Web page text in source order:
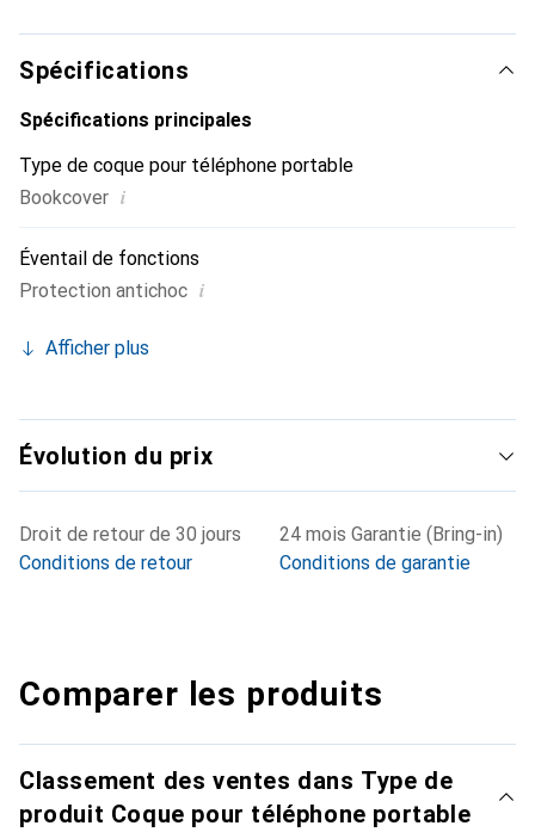
haute qualité, la marque Noreve est un choix fiable pour
une clientèle exigeante.
Spécifications
Spécifications principales
Type de coque pour téléphone portable
Bookcover i
Éventail de fonctions
Protection antichoc i
Afficher plus
Évolution du prix
Droit de retour de 30 jours
Conditions de retour
24 mois Garantie (Bring-in)
Conditions de garantie
Comparer les produits
Classement des ventes dans Type de
produit Coque pour téléphone portable